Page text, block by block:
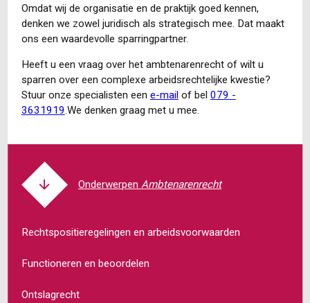
Omdat wij de organisatie en de praktijk goed kennen,
denken we zowel juridisch als strategisch mee. Dat maakt
ons een waardevolle sparringpartner.
Heeft u een vraag over het ambtenarenrecht of wilt u
sparren over een complexe arbeidsrechtelijke kwestie?
Stuur onze specialisten een e-mailof bel 079 -
3631919.We denken graag met u mee.
Ambtenarenrecht
Rechtspositieregelingen en arbeidsvoorwaarden
Functioneren en beoordelen
Ontslagrecht